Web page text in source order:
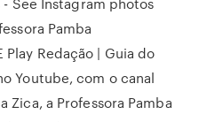
Pamba
Play Redação | Guia do
Youtube, com o canal
Zica, a Professora Pamba